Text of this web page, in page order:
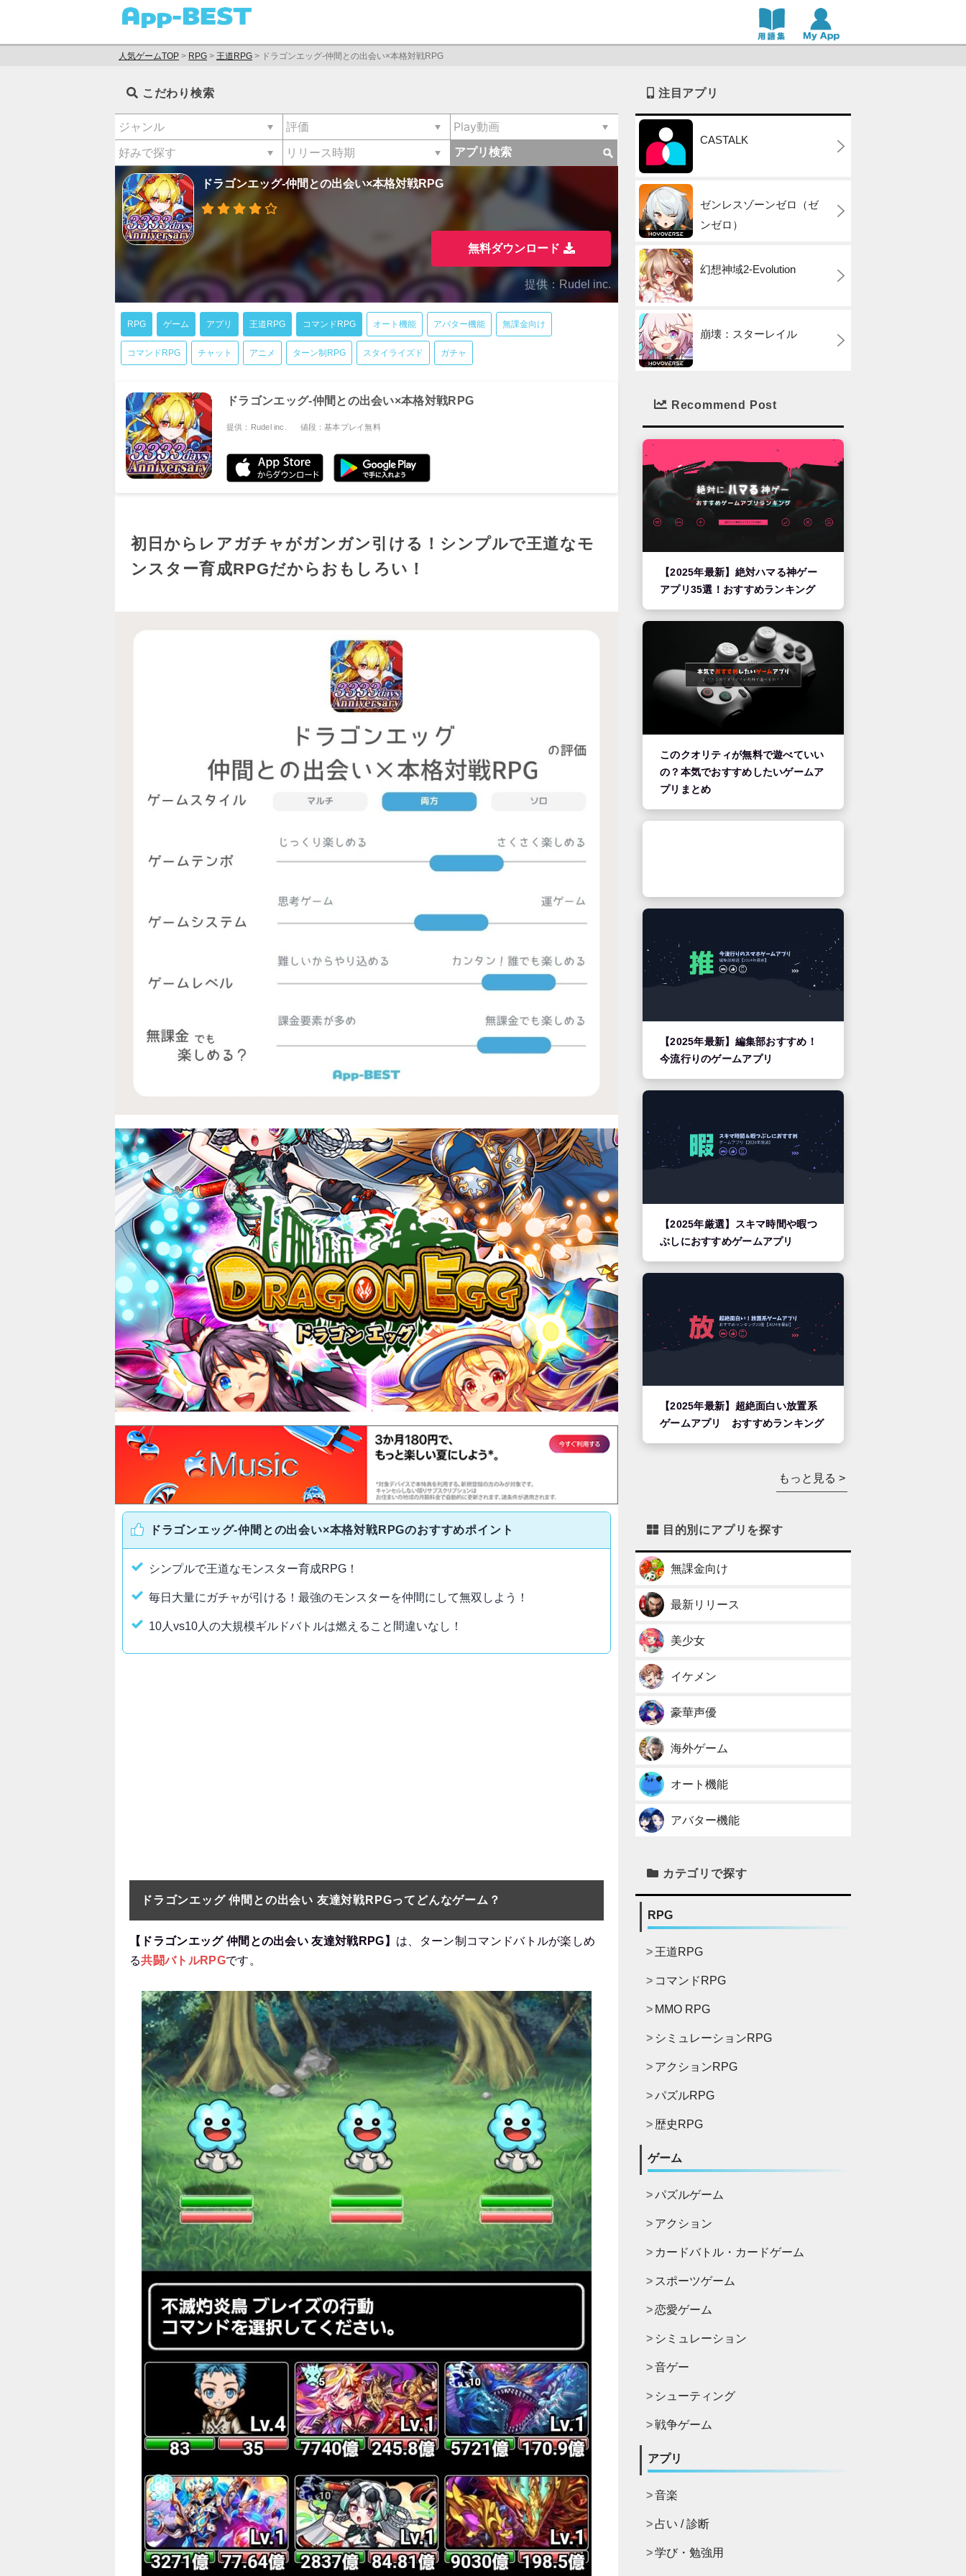
人気ゲームTOP > RPG > 王道RPG > ドラゴンエッグ-仲間との出会い×本格対戦RPG
こだわり検索
アプリ検索
ドラゴンエッグ-仲間との出会い×本格対戦RPG
無料ダウンロード
提供：Rudel inc.
RPG ゲーム アプリ 王道RPG コマンドRPG オート機能 アバター機能 無課金向け
コマンドRPG チャット アニメ ターン制RPG スタイライズド ガチャ
ドラゴンエッグ-仲間との出会い×本格対戦RPG
提供：Rudel inc. 値段：基本プレイ無料
初日からレアガチャがガンガン引ける！シンプルで王道なモ
ンスター育成RPGだからおもしろい！
ドラゴンエッグ-仲間との出会い×本格対戦RPGのおすすめポイント
シンプルで王道なモンスター育成RPG！
毎日大量にガチャが引ける！最強のモンスターを仲間にして無双しよう！
10人vs10人の大規模ギルドバトルは燃えること間違いなし！
ドラゴンエッグ 仲間との出会い 友達対戦RPGってどんなゲーム？
【ドラゴンエッグ 仲間との出会い 友達対戦RPG】 は、ターン制コマンドバトルが楽しめ
る共闘バトルRPGです。
注目アプリ
CASTALK
ゼンレスゾーンゼロ（ゼ
ンゼロ）
幻想神域2-Evolution
崩壊：スターレイル
Recommend Post
【2025年最新】絶対ハマる神ゲー
アプリ35選！おすすめランキング
このクオリティが無料で遊べていい
の？本気でおすすめしたいゲームア
プリまとめ
【2025年最新】編集部おすすめ！
今流行りのゲームアプリ
【2025年厳選】スキマ時間や暇つ
ぶしにおすすめゲームアプリ
【2025年最新】超絶面白い放置系
ゲームアプリ おすすめランキング
もっと見る >
目的別にアプリを探す
無課金向け
最新リリース
美少女
イケメン
豪華声優
海外ゲーム
オート機能
アバター機能
カテゴリで探す
RPG
王道RPG
コマンドRPG
MMO RPG
シミュレーションRPG
アクションRPG
パズルRPG
歴史RPG
ゲーム
パズルゲーム
アクション
カードバトル・カードゲーム
スポーツゲーム
恋愛ゲーム
シミュレーション
音ゲー
シューティング
戦争ゲーム
アプリ
音楽
占い / 診断
学び・勉強用